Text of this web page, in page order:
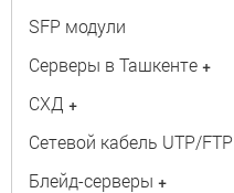
SFP модули
Серверы в Ташкенте +
СХД +
Сетевой кабель UTP/FTP
Блейд-серверы +